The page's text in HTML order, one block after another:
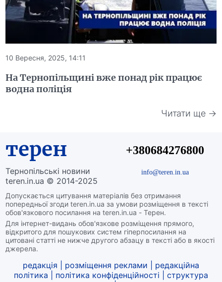
10 Вересня, 2025, 14:11
На Тернопільщині вже понад рік працює
водна поліція
Читати ще →
терен
Тернопільські новини
teren.in.ua © 2014-2025
Допускається цитування матеріалів без отримання
попередньої згоди teren.in.ua за умови розміщення в тексті
обов'язкового посилання на teren.in.ua - Терен.
Для інтернет-видань обов'язкове розміщення прямого,
відкритого для пошукових систем гіперпосилання на
цитовані статті не нижче другого абзацу в тексті або в якості
джерела.
+380684276800
info@teren.in.ua
редакція розміщення реклами
редакційна
політика
політика конфіденційності
структура